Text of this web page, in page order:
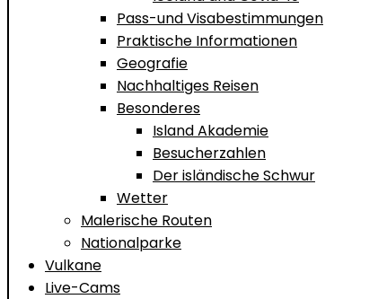
Pass-und Visabestimmungen
Praktische Informationen
Geografie
Nachhaltiges Reisen
Besonderes
Island Akademie
Besucherzahlen
Der isländische Schwur
Wetter
Malerische Routen
Nationalparke
Vulkane
Live-Cams